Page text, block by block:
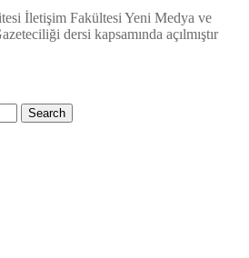
İletişim Fakültesi Yeni Medya ve
dersi kapsamında açılmıştır